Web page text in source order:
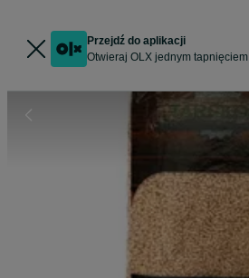
Przejdź do aplikacji
Otwieraj OLX jednym tapnięciem